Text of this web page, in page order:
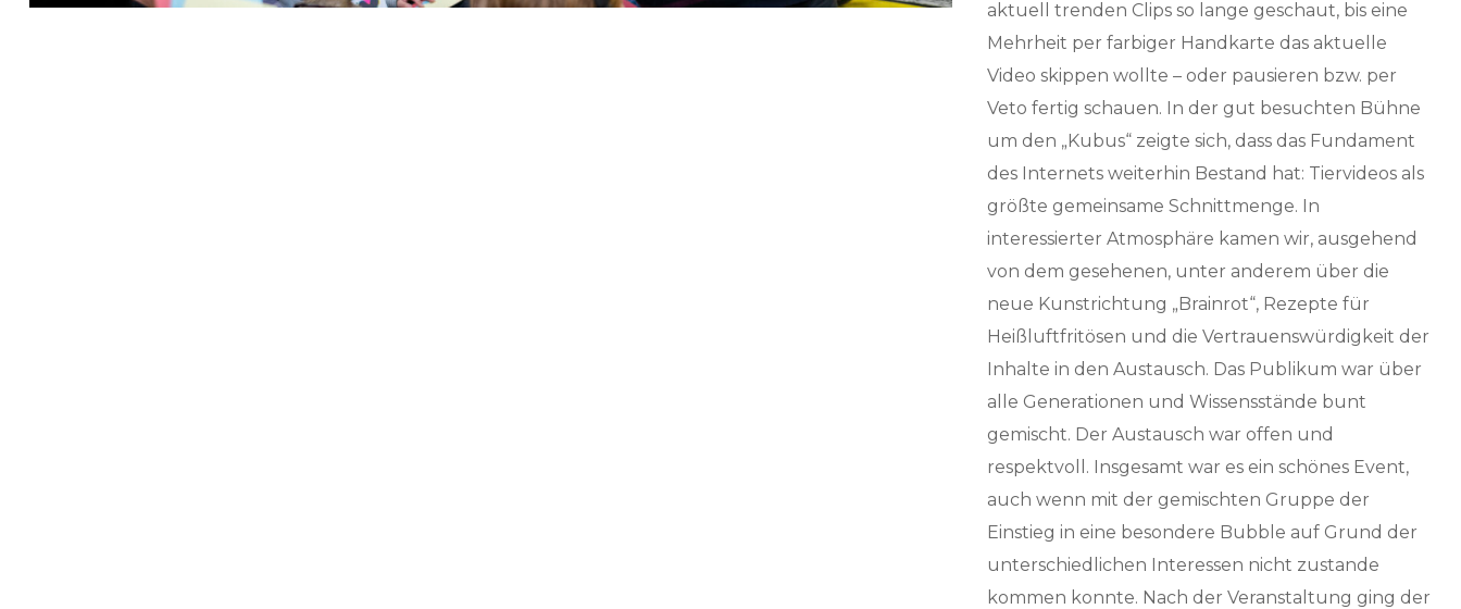
aktuell trenden Clips so lange geschaut, bis eine
Mehrheit per farbiger Handkarte das aktuelle
Video skippen wollte – oder pausieren bzw. per
Veto fertig schauen. In der gut besuchten Bühne
um den „Kubus“ zeigte sich, dass das Fundament
des Internets weiterhin Bestand hat: Tiervideos als
größte gemeinsame Schnittmenge. In
interessierter Atmosphäre kamen wir, ausgehend
von dem gesehenen, unter anderem über die
neue Kunstrichtung „Brainrot“, Rezepte für
Heißluftfritösen und die Vertrauenswürdigkeit der
Inhalte in den Austausch. Das Publikum war über
alle Generationen und Wissensstände bunt
gemischt. Der Austausch war offen und
respektvoll. Insgesamt war es ein schönes Event,
auch wenn mit der gemischten Gruppe der
Einstieg in eine besondere Bubble auf Grund der
unterschiedlichen Interessen nicht zustande
kommen konnte. Nach der Veranstaltung ging der